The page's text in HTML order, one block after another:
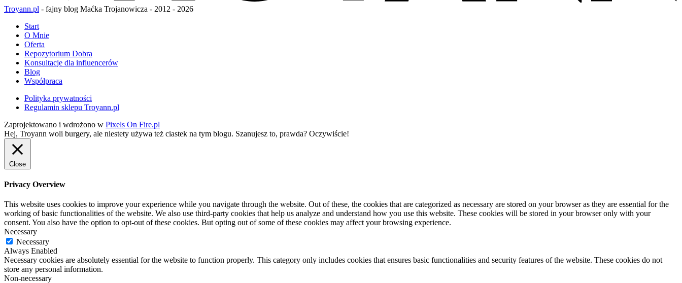
Troyann.pl - fajny blog Maćka Trojanowicza - 2012 - 2026
Start
O Mnie
Oferta
Repozytorium Dobra
Konsultacje dla influencerów
Blog
Współpraca
Polityka prywatności
Regulamin sklepu Troyann.pl
Zaprojektowano i wdrożono w Pixels On Fire.pl
Hej, Troyann woli burgery, ale niestety używa też ciastek na tym blogu. Szanujesz to, prawda? Oczywiście!
Close
Privacy Overview
This website uses cookies to improve your experience while you navigate through the website. Out of these, the cookies that are categorized as necessary are stored on your browser as they are essential for the
working of basic functionalities of the website. We also use third-party cookies that help us analyze and understand how you use this website. These cookies will be stored in your browser only with your
consent. You also have the option to opt-out of these cookies. But opting out of some of these cookies may affect your browsing experience.
Necessary
Necessary
Always Enabled
Necessary cookies are absolutely essential for the website to function properly. This category only includes cookies that ensures basic functionalities and security features of the website. These cookies do not
store any personal information.
Non-necessary